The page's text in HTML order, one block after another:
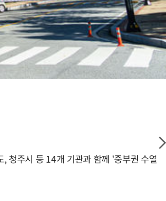
청주시 등 14개 기관과 함께 '중부권 수열